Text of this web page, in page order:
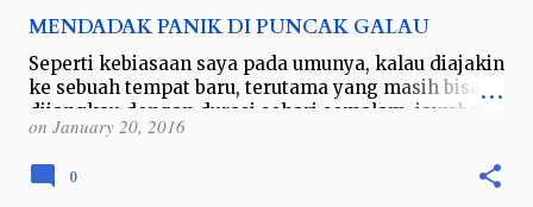
MENDADAK PANIK DI PUNCAK GALAU
Seperti kebiasaan saya pada umunya, kalau diajakin
ke sebuah tempat baru, terutama yang masih bisa
dijangkau dengan durasi sehari semalam, jawaban
iya sudah pasti akan segera melu…
on January 20, 2016
0